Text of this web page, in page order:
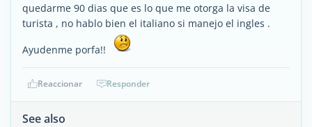
quedarme 90 dias que es lo que me otorga la visa de
turista , no hablo bien el italiano si manejo el ingles .
Ayudenme porfa!!
Reaccionar Responder
See also